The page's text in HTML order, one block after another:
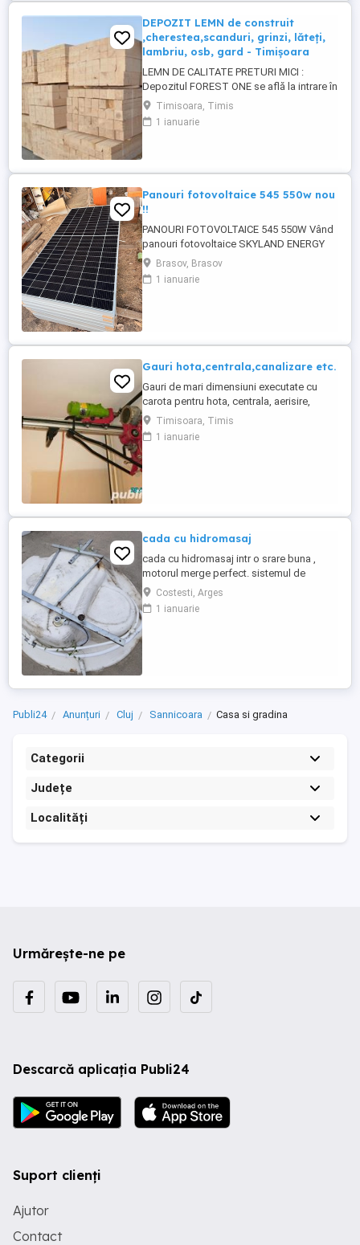
DEPOZIT LEMN de construit
,cherestea,scanduri, grinzi, lăteți,
lambriu, osb, gard - Timișoara
LEMN DE CALITATE PRETURI MICI :
Depozitul FOREST ONE se află la intrare în
MOSNITA NOUA dinspre TIMISOARA. (
langa magazin Profi) SCANDURA
nedimensionată (3-5 m) SCANDURA
19 mm, 3-4m, clasa A PAZIE 20,25 cm ...
Timisoara, Timis
1 ianuarie
Panouri fotovoltaice 545 550w nou
!!
PANOURI FOTOVOLTAICE 545 550W Vând
panouri fotovoltaice SKYLAND ENERGY
monocrystalline 545 550W, stare nouă,
nefolosite, sigilate. Panourile sunt ideale
pentru sisteme on-grid, off-grid sau
Brasov, Brasov
1 ianuarie
Gauri hota,centrala,canalizare etc.
Gauri de mari dimensiuni executate cu
carota pentru hota, centrala, aerisire,
scurgeri,traversari, etc., fara praf, pana la
250mm diametru si lungime de 1 metru.
Deplasare in Timis. Tel. .
Timisoara, Timis
1 ianuarie
cada cu hidromasaj
cada cu hidromasaj intr o srare buna ,
motorul merge perfect. sistemul de
alimentare si scurgerea functionale.
adresa oras Costesti judetul Argeș
Costesti, Arges
1 ianuarie
Publi24 Anunțuri Cluj Sannicoara Casa si gradina
Categorii
Județe
Localități
Urmărește-ne pe
Descarcă aplicația Publi24
Suport clienți
Ajutor
Contact